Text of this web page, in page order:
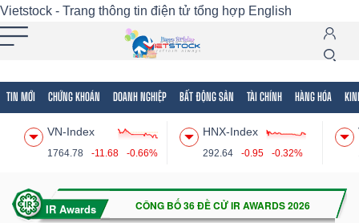
Vietstock - Trang thông tin điện tử tổng hợp English
TIN MỚI CHỨNG KHOÁN DOANH NGHIỆP BẤT ĐỘNG SẢN TÀI CHÍNH HÀNG HÓA
VN-Index
1764.78 -11.68 -0.66%
HNX-Index
292.64 -0.95 -0.32%
Tất cả Tính năng Ngành Mã chứng khoán
Tính
(-)